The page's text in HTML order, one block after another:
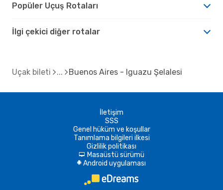
Popüler Uçuş Rotaları
İlgi çekici diğer rotalar
Uçak bileti Buenos Aires - Iguazu Şelalesi
İletişim
SSS
Genel hüküm ve koşullar
Tanımlama bilgileri ilkesi
Gizlilik politikası
d Masaüstü sürümü
A Android uygulaması